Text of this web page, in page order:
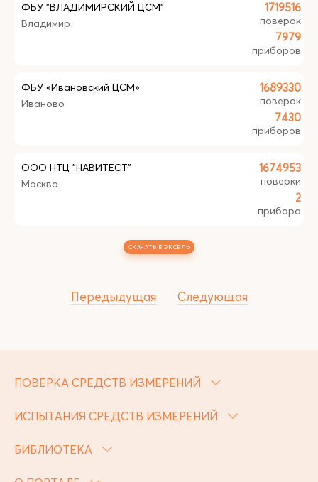
ФБУ "ВЛАДИМИРСКИЙ ЦСМ"
Владимир
1719516
поверок
7979
приборов
ФБУ «Ивановский ЦСМ»
Иваново
1689330
поверок
7430
приборов
ООО НТЦ "НАВИТЕСТ"
Москва
1674953
поверки
2
прибора
СКАЧАТЬ В ЭКСЕЛЬ
Передыдущая Следующая
ПОВЕРКА СРЕДСТВ ИЗМЕРЕНИЙ
ИСПЫТАНИЯ СРЕДСТВ ИЗМЕРЕНИЙ
БИБЛИОТЕКА